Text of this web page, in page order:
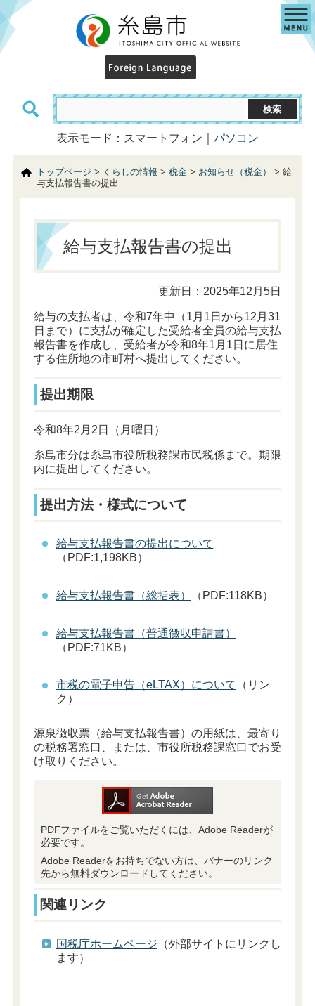
表示モード：スマートフォン｜ パソコン
トップページ > くらしの情報 > 税金> お知らせ（税金）
> 給
与支払報告書の提出
給与支払報告書の提出
更新日：2025年12月5日
給与の支払者は、令和7年中（1月1日から12月31
日まで）に支払が確定した受給者全員の給与支払
報告書を作成し、受給者が令和8年1月1日に居住
する住所地の市町村へ提出してください。
提出期限
令和8年2月2日（月曜日）
糸島市分は糸島市役所税務課市民税係まで。期限
内に提出してください。
提出方法・様式について
給与支払報告書の提出について
（PDF:1,198KB）
給与支払報告書（総括表） （PDF:118KB）
給与支払報告書（普通徴収申請書）
（PDF:71KB）
市税の電子申告（eLTAX）について （リン
ク）
源泉徴収票（給与支払報告書）の用紙は、最寄り
の税務署窓口、または、市役所税務課窓口でお受
け取りください。
PDFファイルをご覧いただくには、Adobe Readerが
必要です。
Adobe Readerをお持ちでない方は、バナーのリンク
先から無料ダウンロードしてください。
関連リンク
国税庁ホームページ （外部サイトにリンクし
ます）